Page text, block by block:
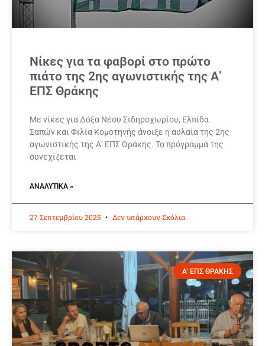
Νίκες για τα φαβορί στο πρώτο
πιάτο της 2ης αγωνιστικής της Α’
ΕΠΣ Θράκης
Με νίκες για Δόξα Νέου Σιδηροχωρίου, Ελπίδα
Σαπών και Φιλία Κομοτηνής άνοιξε η αυλαία της 2ης
αγωνιστικής της Α’ ΕΠΣ Θράκης. Το πρόγραμμά της
συνεχίζεται
ΑΝΑΛΥΤΙΚΆ »
27 Σεπτεμβρίου 2025 Δεν υπάρχουν Σχόλια
Α' ΕΠΣ ΘΡΑΚΗΣ